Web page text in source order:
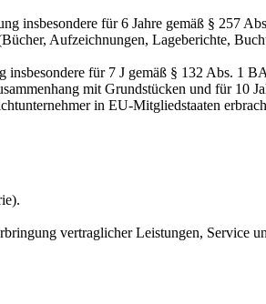
insbesondere für 6 Jahre gemäß § 257
Aufzeichnungen, Lageberichte,
für 7 J gemäß § 132 Abs. 1
mit Grundstücken und für 10
in EU-Mitgliedstaaten
vertraglicher Leistungen,